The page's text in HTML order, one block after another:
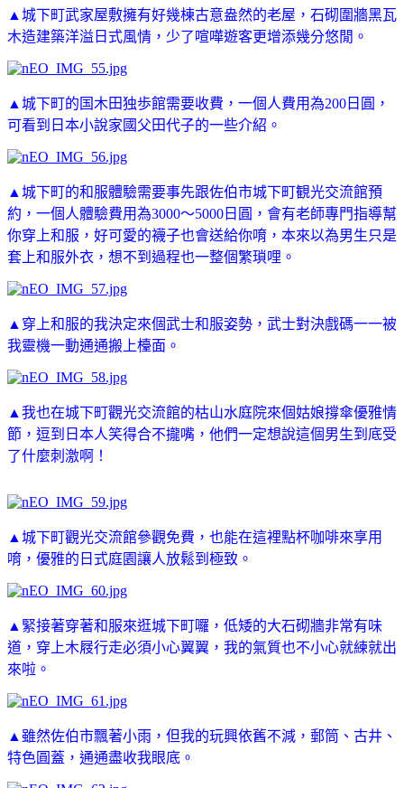
▲城下町武家屋敷擁有好幾棟古意盎然的老屋，石砌圍牆黑瓦
木造建築洋溢日式風情，少了喧嘩遊客更增添幾分悠閒。
▲城下町的国木田独歩館需要收費，一個人費用為200日圓，
可看到日本小說家國父田代子的一些介紹。
▲城下町的和服體驗需要事先跟佐伯市城下町観光交流館預
約，一個人體驗費用為3000～5000日圓，會有老師專門指導幫
你穿上和服，好可愛的襪子也會送給你唷，本來以為男生只是
套上和服外衣，想不到過程也一整個繁瑣哩。
▲穿上和服的我決定來個武士和服姿勢，武士對決戲碼一一被
我靈機一動通通搬上檯面。
▲我也在城下町觀光交流館的枯山水庭院來個姑娘撐傘優雅情
節，逗到日本人笑得合不攏嘴，他們一定想說這個男生到底受
了什麼刺激啊！
▲ 城下町觀光交流館參觀免費，也能在這裡點杯咖啡來享用
唷，優雅的日式庭園讓人放鬆到極致。
▲緊接著穿著和服來逛城下町囉，低矮的大石砌牆非常有味
道，穿上木屐行走必須小心翼翼，我的氣質也不小心就練就出
來啦。
▲雖然佐伯市飄著小雨，但我的玩興依舊不減，郵筒、古井、
特色圓蓋，通通盡收我眼底。